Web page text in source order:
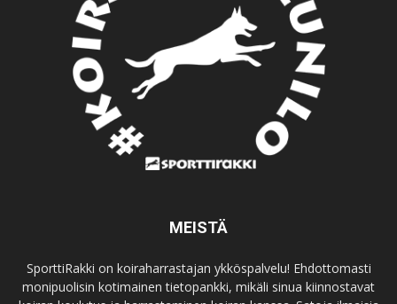
MEISTÄ
SporttiRakki on koiraharrastajan ykköspalvelu! Ehdottomasti
monipuolisin kotimainen tietopankki, mikäli sinua kiinnostavat